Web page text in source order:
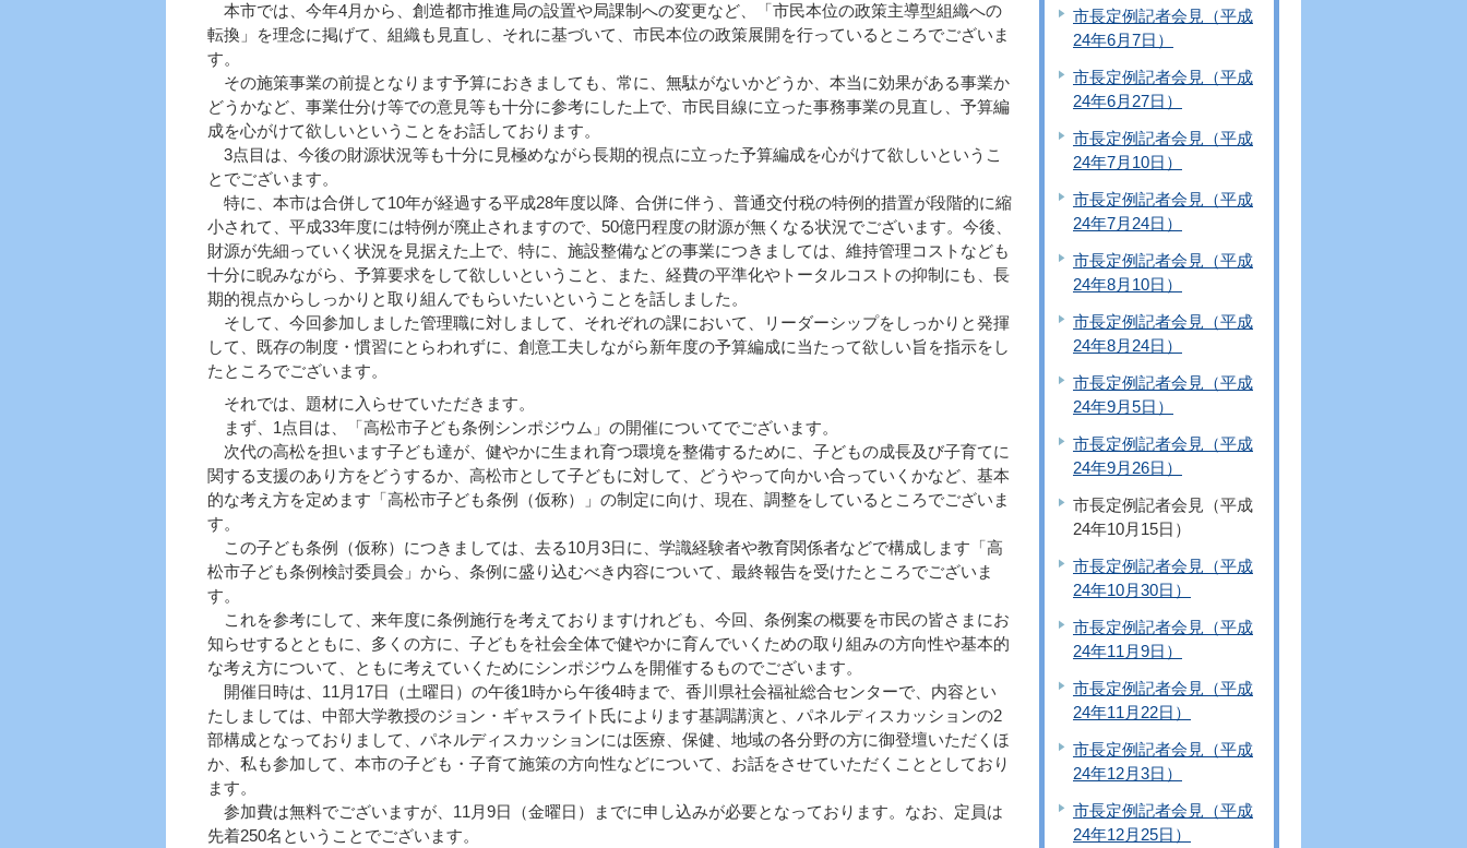
本市では、今年4月から、創造都市推進局の設置や局課制への変更など、「市民本位の政策主導型組織への
転換」を理念に掲げて、組織も見直し、それに基づいて、市民本位の政策展開を行っているところでございま
す。
その施策事業の前提となります予算におきましても、常に、無駄がないかどうか、本当に効果がある事業か
どうかなど、事業仕分け等での意見等も十分に参考にした上で、市民目線に立った事務事業の見直し、予算編
成を心がけて欲しいということをお話しております。
3点目は、今後の財源状況等も十分に見極めながら長期的視点に立った予算編成を心がけて欲しいというこ
とでございます。
特に、本市は合併して10年が経過する平成28年度以降、合併に伴う、普通交付税の特例的措置が段階的に縮
小されて、平成33年度には特例が廃止されますので、50億円程度の財源が無くなる状況でございます。今後、
財源が先細っていく状況を見据えた上で、特に、施設整備などの事業につきましては、維持管理コストなども
十分に睨みながら、予算要求をして欲しいということ、また、経費の平準化やトータルコストの抑制にも、長
期的視点からしっかりと取り組んでもらいたいということを話しました。
そして、今回参加しました管理職に対しまして、それぞれの課において、リーダーシップをしっかりと発揮
して、既存の制度・慣習にとらわれずに、創意工夫しながら新年度の予算編成に当たって欲しい旨を指示をし
たところでございます。
それでは、題材に入らせていただきます。
まず、1点目は、「高松市子ども条例シンポジウム」の開催についてでございます。
次代の高松を担います子ども達が、健やかに生まれ育つ環境を整備するために、子どもの成長及び子育てに
関する支援のあり方をどうするか、高松市として子どもに対して、どうやって向かい合っていくかなど、基本
的な考え方を定めます「高松市子ども条例（仮称）」の制定に向け、現在、調整をしているところでございま
す。
この子ども条例（仮称）につきましては、去る10月3日に、学識経験者や教育関係者などで構成します「高
松市子ども条例検討委員会」から、条例に盛り込むべき内容について、最終報告を受けたところでございま
す。
これを参考にして、来年度に条例施行を考えておりますけれども、今回、条例案の概要を市民の皆さまにお
知らせするとともに、多くの方に、子どもを社会全体で健やかに育んでいくための取り組みの方向性や基本的
な考え方について、ともに考えていくためにシンポジウムを開催するものでございます。
開催日時は、11月17日（土曜日）の午後1時から午後4時まで、香川県社会福祉総合センターで、内容とい
たしましては、中部大学教授のジョン・ギャスライト氏によります基調講演と、パネルディスカッションの2
部構成となっておりまして、パネルディスカッションには医療、保健、地域の各分野の方に御登壇いただくほ
か、私も参加して、本市の子ども・子育て施策の方向性などについて、お話をさせていただくこととしており
ます。
参加費は無料でございますが、11月9日（金曜日）までに申し込みが必要となっております。なお、定員は
先着250名ということでございます。
市長定例記者会見（平成
24年6月7日）
市長定例記者会見（平成
24年6月27日）
市長定例記者会見（平成
24年7月10日）
市長定例記者会見（平成
24年7月24日）
市長定例記者会見（平成
24年8月10日）
市長定例記者会見（平成
24年8月24日）
市長定例記者会見（平成
24年9月5日）
市長定例記者会見（平成
24年9月26日）
市長定例記者会見（平成
24年10月15日）
市長定例記者会見（平成
24年10月30日）
市長定例記者会見（平成
24年11月9日）
市長定例記者会見（平成
24年11月22日）
市長定例記者会見（平成
24年12月3日）
市長定例記者会見（平成
24年12月25日）